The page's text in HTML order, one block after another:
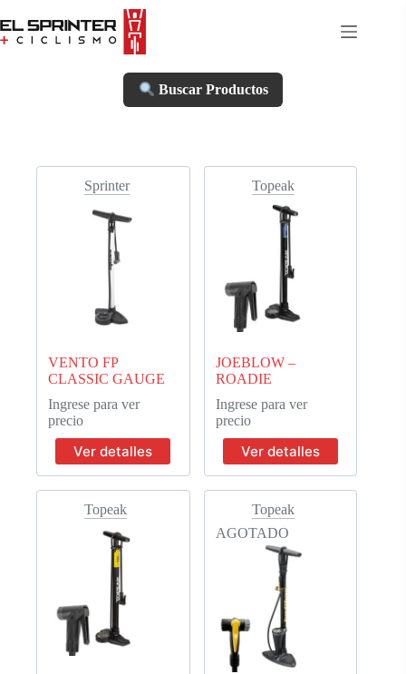
to
content
Buscar Productos
Sprinter
VENTO FP
CLASSIC GAUGE
Ingrese para ver
precio
Ver detalles
Topeak
JOEBLOW –
ROADIE
Ingrese para ver
precio
Ver detalles
Topeak
Topeak
AGOTADO